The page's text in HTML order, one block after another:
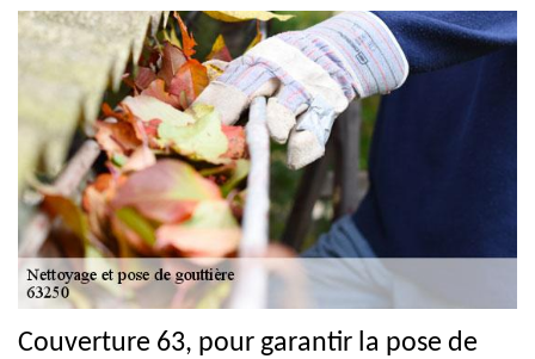
Couverture 63, pour garantir la pose de